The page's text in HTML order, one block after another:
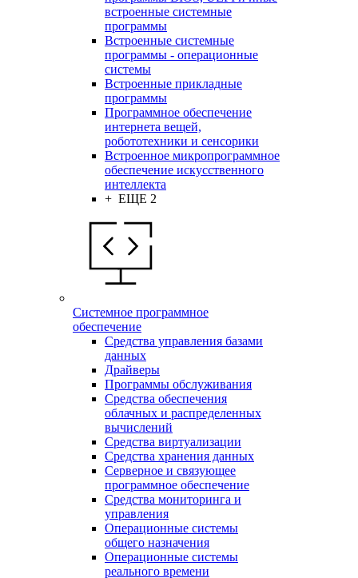
встроенные системные
программы
Встроенные системные
программы - операционные
системы
Встроенные прикладные
программы
Программное обеспечение
интернета вещей,
робототехники и сенсорики
Встроенное микропрограммное
обеспечение искусственного
интеллекта
+ ЕЩЕ 2
Системное программное
обеспечение
Средства управления базами
данных
Драйверы
Программы обслуживания
Средства обеспечения
облачных и распределенных
вычислений
Средства виртуализации
Средства хранения данных
Серверное и связующее
программное обеспечение
Средства мониторинга и
управления
Операционные системы
общего назначения
Операционные системы
реального времени